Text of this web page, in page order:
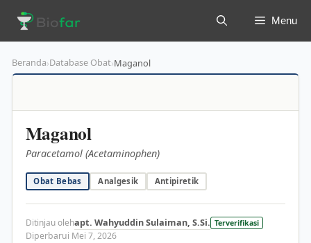
isi
Menu
Beranda›Database Obat›Maganol
Maganol
Paracetamol (Acetaminophen)
Obat Bebas Analgesik Antipiretik
Ditinjau olehapt. Wahyuddin Sulaiman, S.Si. Terverifikasi
Diperbarui Mei 7, 2026